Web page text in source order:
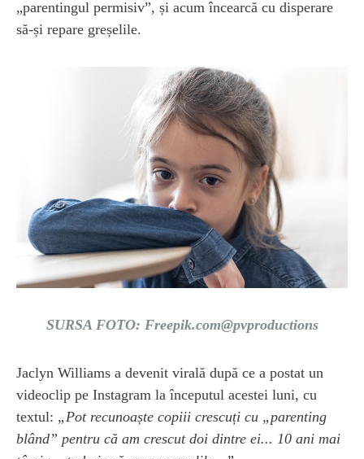
„parentingul permisiv”, și acum încearcă cu disperare
să-și repare greșelile.
SURSA FOTO: Freepik.com@pvproductions
Jaclyn Williams a devenit virală după ce a postat un
videoclip pe Instagram la începutul acestei luni, cu
textul: „Pot recunoaște copiii crescuți cu „parenting
blând” pentru că am crescut doi dintre ei... 10 ani mai